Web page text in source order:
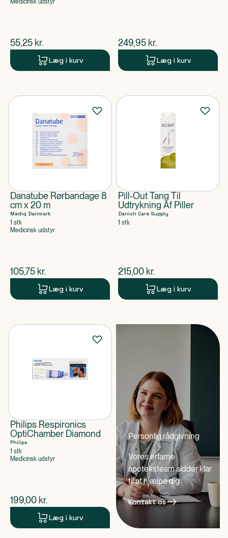
Medicinsk udstyr
$nuværende pris
55,25 kr.
Læg i kurv
$nuværende pris
249,95 kr.
Læg i kurv
Danatube Rørbandage 8
cm x 20 m
Mediq Danmark
1 stk
Medicinsk udstyr
$nuværende pris
105,75 kr.
Læg i kurv
Pill-Out Tang Til
Udtrykning Af Piller
Danish Care Supply
1 stk
$nuværende pris
215,00 kr.
Læg i kurv
Philips Respironics
OptiChamber Diamond
Philips
1 stk
Medicinsk udstyr
$nuværende pris
199,00 kr.
Læg i kurv
Personlig rådgivning
Vores erfarne
apoteksteam sidder klar
til at hjælpe dig
Kontakt os